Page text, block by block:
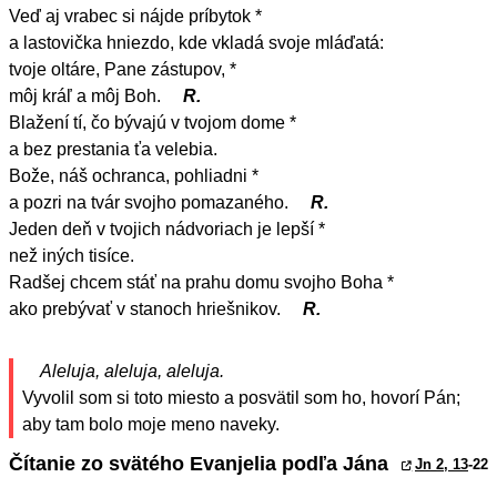
Veď aj vrabec si nájde príbytok *
a lastovička hniezdo, kde vkladá svoje mláďatá:
tvoje oltáre, Pane zástupov, *
môj kráľ a môj Boh.
R.
Blažení tí, čo bývajú v tvojom dome *
a bez prestania ťa velebia.
Bože, náš ochranca, pohliadni *
a pozri na tvár svojho pomazaného.
R.
Jeden deň v tvojich nádvoriach je lepší *
než iných tisíce.
Radšej chcem stáť na prahu domu svojho Boha *
ako prebývať v stanoch hriešnikov.
R.
Aleluja, aleluja, aleluja.
Vyvolil som si toto miesto a posvätil som ho, hovorí Pán;
aby tam bolo moje meno naveky.
Čítanie zo svätého Evanjelia podľa Jána Jn 2, 13-22